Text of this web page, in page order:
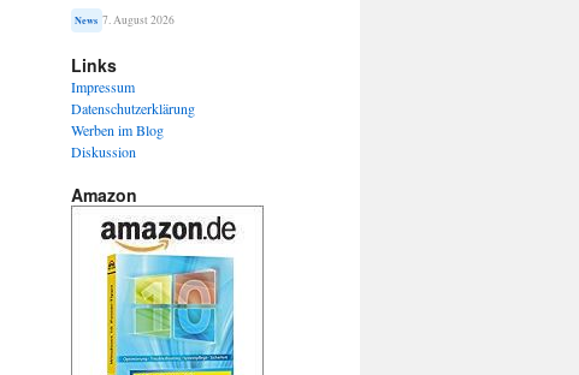
News 7. August 2026
Links
Impressum
Datenschutzerklärung
Werben im Blog
Diskussion
Amazon